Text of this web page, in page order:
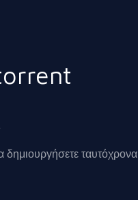
δημιουργήσετε ταυτόχρονα